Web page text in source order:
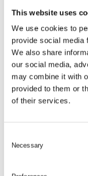
This website uses
We use cookies to
provide social media
We also share
our social media,
may combine it with
provided to them or
of their services.
Necessary